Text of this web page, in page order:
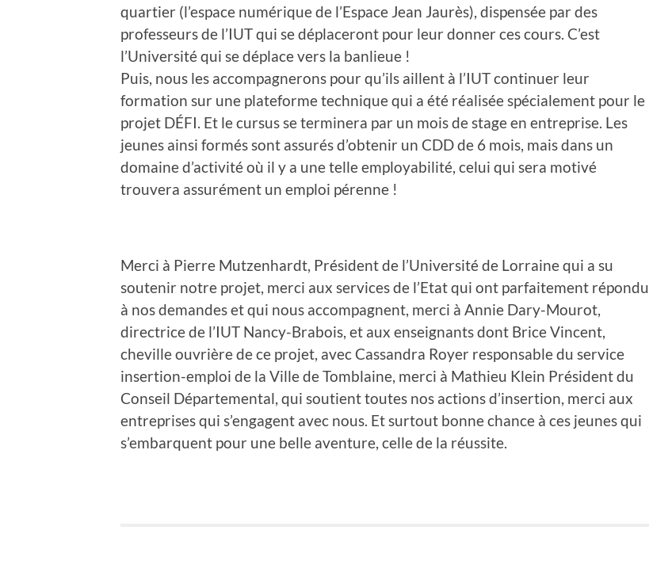
quartier (l’espace numérique de l’Espace Jean Jaurès), dispensée par des
professeurs de l’IUT qui se déplaceront pour leur donner ces cours. C’est
l’Université qui se déplace vers la banlieue !
Puis, nous les accompagnerons pour qu’ils aillent à l’IUT continuer leur
formation sur une plateforme technique qui a été réalisée spécialement pour le
projet DÉFI. Et le cursus se terminera par un mois de stage en entreprise. Les
jeunes ainsi formés sont assurés d’obtenir un CDD de 6 mois, mais dans un
domaine d’activité où il y a une telle employabilité, celui qui sera motivé
trouvera assurément un emploi pérenne !
Merci à Pierre Mutzenhardt, Président de l’Université de Lorraine qui a su
soutenir notre projet, merci aux services de l’Etat qui ont parfaitement répondu
à nos demandes et qui nous accompagnent, merci à Annie Dary-Mourot,
directrice de l’IUT Nancy-Brabois, et aux enseignants dont Brice Vincent,
cheville ouvrière de ce projet, avec Cassandra Royer responsable du service
insertion-emploi de la Ville de Tomblaine, merci à Mathieu Klein Président du
Conseil Départemental, qui soutient toutes nos actions d’insertion, merci aux
entreprises qui s’engagent avec nous. Et surtout bonne chance à ces jeunes qui
s’embarquent pour une belle aventure, celle de la réussite.